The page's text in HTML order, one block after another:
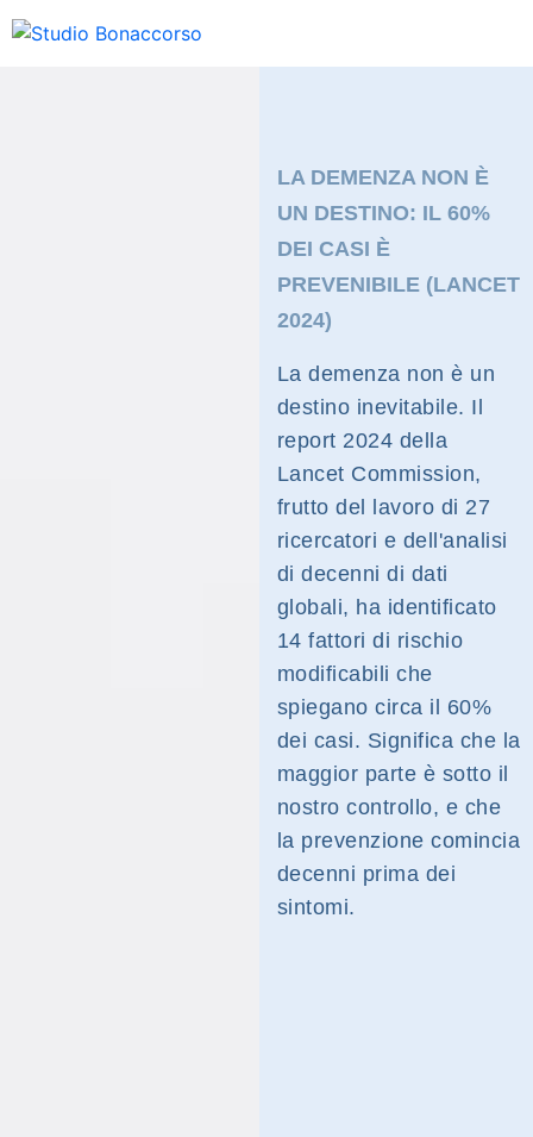
LA DEMENZA NON È
UN DESTINO: IL 60%
DEI CASI È
PREVENIBILE (LANCET
2024)
La demenza non è un
destino inevitabile. Il
report 2024 della
Lancet Commission,
frutto del lavoro di 27
ricercatori e dell'analisi
di decenni di dati
globali, ha identificato
14 fattori di rischio
modificabili che
spiegano circa il 60%
dei casi. Significa che la
maggior parte è sotto il
nostro controllo, e che
la prevenzione comincia
decenni prima dei
sintomi.